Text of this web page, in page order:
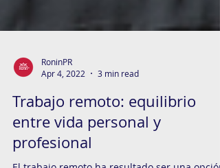
RoninPR
Apr 4, 2022
3 min read
Trabajo remoto: equilibrio
entre vida personal y